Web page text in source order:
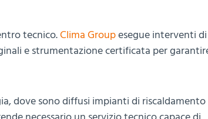
tecnico.Clima Groupesegue interventi di
e strumentazione certificata per
dove sono diffusi impianti di riscaldamento